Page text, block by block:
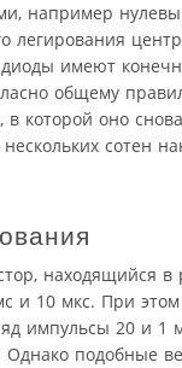
например
легирования
имеют
общему
в которой оно
сотен
находящийся
и 10 мкс. При
импульсы 20 и
Однако подобные